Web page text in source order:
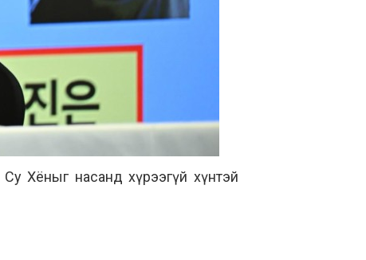
Хёныг насанд хүрээгүй хүнтэй